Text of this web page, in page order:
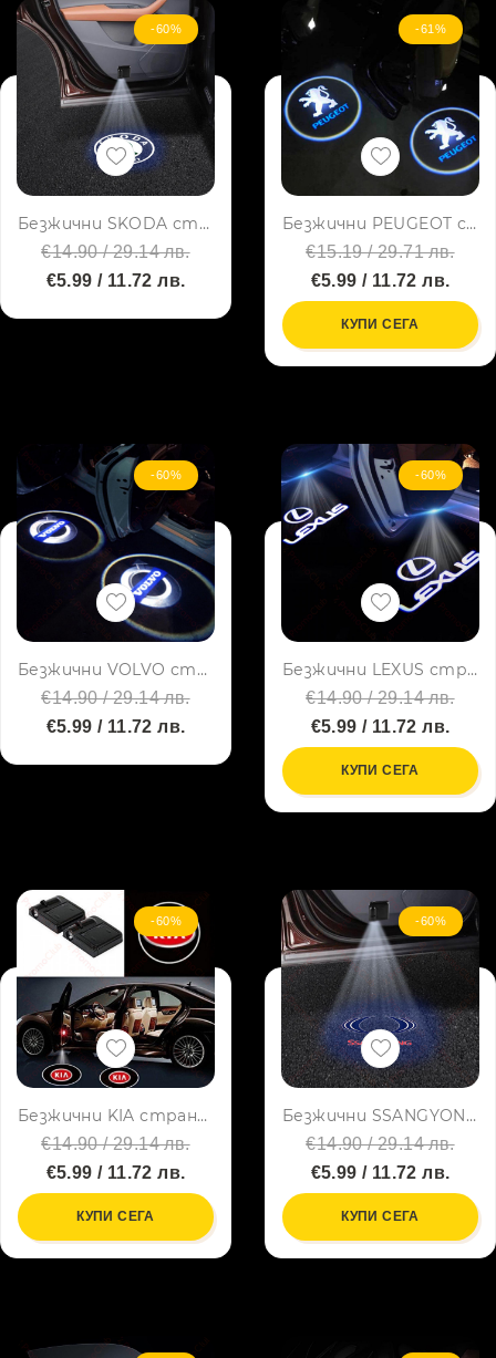
-60%
Безжични SKODA странични светлини за врата на кола JQ-666, 2 броя LED лого
€14.90 / 29.14 лв.
€5.99 / 11.72 лв.
-61%
Безжични PEUGEOT странични светлини за врата на кола, 2 броя, LED лого
€15.19 / 29.71 лв.
€5.99 / 11.72 лв.
КУПИ СЕГА
-60%
Безжични VOLVO странични светлини за врата на кола JQ-666, 2 броя LED лого
€14.90 / 29.14 лв.
€5.99 / 11.72 лв.
-60%
Безжични LEXUS странични светлини за врата на кола JQ-666, 2 броя LED лого
€14.90 / 29.14 лв.
€5.99 / 11.72 лв.
КУПИ СЕГА
-60%
Безжични KIA странични светлини за врата на кола JQ-666, 2 броя LED лого
€14.90 / 29.14 лв.
€5.99 / 11.72 лв.
КУПИ СЕГА
-60%
Безжични SSANGYONG странични светлини за врата на кола JQ-666, 2 броя LED лого
€14.90 / 29.14 лв.
€5.99 / 11.72 лв.
КУПИ СЕГА